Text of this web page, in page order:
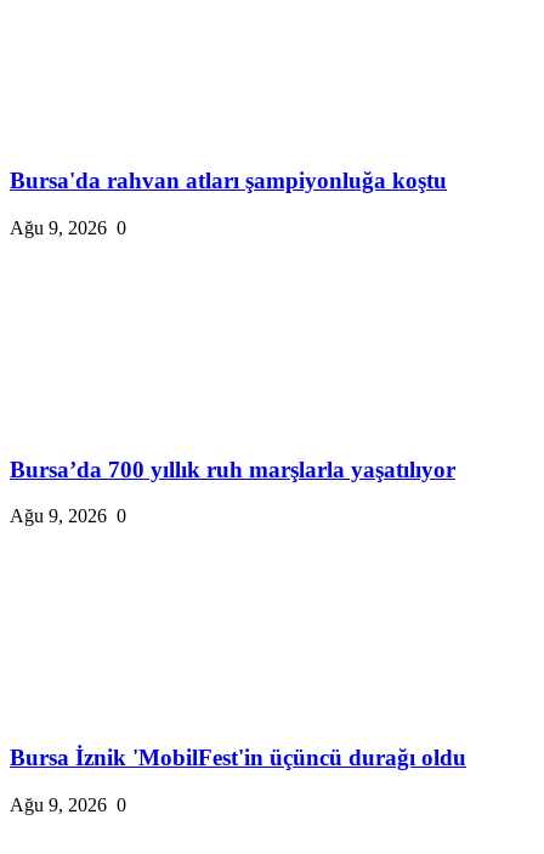
Bursa'da rahvan atları şampiyonluğa koştu
Ağu 9, 2026 0
Bursa’da 700 yıllık ruh marşlarla yaşatılıyor
Ağu 9, 2026 0
Bursa İznik 'MobilFest'in üçüncü durağı oldu
Ağu 9, 2026 0